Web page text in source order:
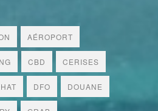
AÉROPORT
CBD CERISES
DFO DOUANE